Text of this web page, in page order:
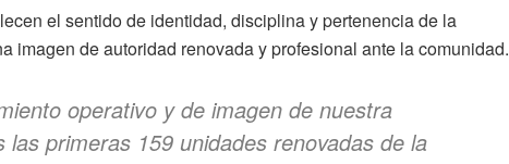
el sentido de identidad, disciplina y pertenencia de la
imagen de autoridad renovada y profesional ante la comunidad.
operativo y de imagen de nuestra
primeras 159 unidades renovadas de la